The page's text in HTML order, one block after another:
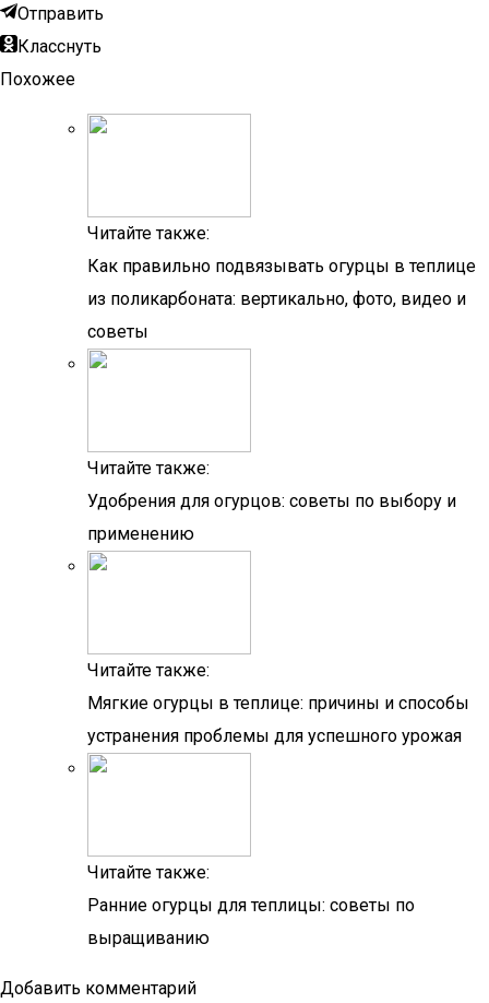
Отправить
Класснуть
Похожее
Читайте также:
Как правильно подвязывать огурцы в теплице
из поликарбоната: вертикально, фото, видео и
советы
Читайте также:
Удобрения для огурцов: советы по выбору и
применению
Читайте также:
Мягкие огурцы в теплице: причины и способы
устранения проблемы для успешного урожая
Читайте также:
Ранние огурцы для теплицы: советы по
выращиванию
Добавить комментарий